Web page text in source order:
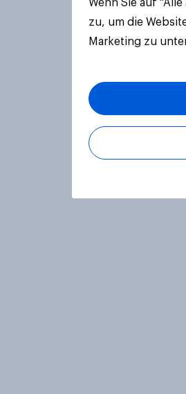
Wenn Sie auf
zu, um die
Marketing zu